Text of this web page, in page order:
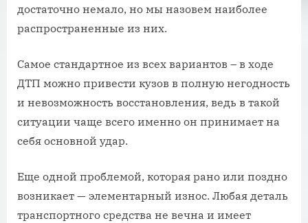
достаточно немало, но мы назовем наиболее
распространенные из них.
Самое стандартное из всех вариантов – в ходе
ДТП можно привести кузов в полную негодность
и невозможность восстановления, ведь в такой
ситуации чаще всего именно он принимает на
себя основной удар.
Еще одной проблемой, которая рано или поздно
возникает — элементарный износ. Любая деталь
транспортного средства не вечна и имеет